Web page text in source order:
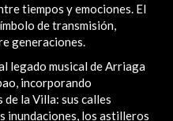
tiempos y emociones. El
de transmisión,
generaciones.
legado musical de Arriaga
incorporando
la Villa: sus calles
inundaciones, los astilleros